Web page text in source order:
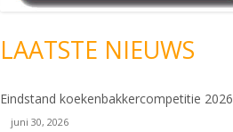
LAATSTE NIEUWS
Eindstand koekenbakkercompetitie 2026
juni 30, 2026